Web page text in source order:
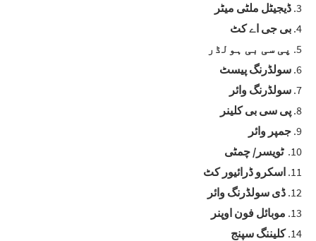
ڈیجیٹل ملٹی میٹر
بی جی اے کٹ
پی سی بی ہولڈر
سولڈرنگ پیسٹ
سولڈرنگ وائر
پی سی بی کلینر
جمپر وائر
ٹویسر/ چمٹی
اسکرو ڈرائیور کٹ
ڈی سولڈرنگ وائر
موبائل فون اوپنر
کلیننگ سپنج